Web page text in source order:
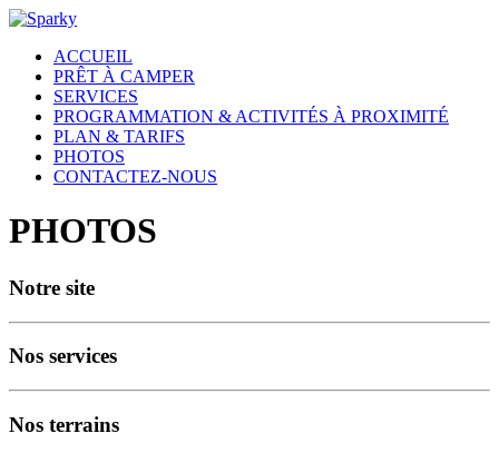
ACCUEIL
PRÊT À CAMPER
SERVICES
PROGRAMMATION & ACTIVITÉS À PROXIMITÉ
PLAN & TARIFS
PHOTOS
CONTACTEZ-NOUS
PHOTOS
Notre site
Nos services
Nos terrains